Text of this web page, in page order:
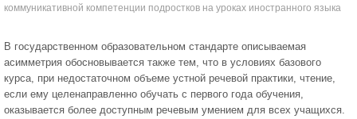
коммуникативной компетенции подростков на уроках иностранного языка
В государственном образовательном стандарте описываемая
асимметрия обосновывается также тем, что в условиях базового
курса, при недостаточном объеме устной речевой практики, чтение,
если ему целенаправленно обучать с первого года обучения,
оказывается более доступным речевым умением для всех учащихся.